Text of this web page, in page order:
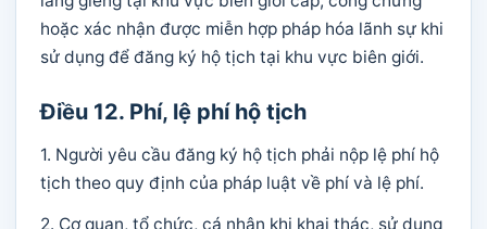
hoặc xác nhận được miễn hợp pháp hóa lãnh sự khi
sử dụng để đăng ký hộ tịch tại khu vực biên giới.
Điều 12. Phí, lệ phí hộ tịch
1. Người yêu cầu đăng ký hộ tịch phải nộp lệ phí hộ
tịch theo quy định của pháp luật về phí và lệ phí.
2. Cơ quan, tổ chức, cá nhân khi khai thác, sử dụng